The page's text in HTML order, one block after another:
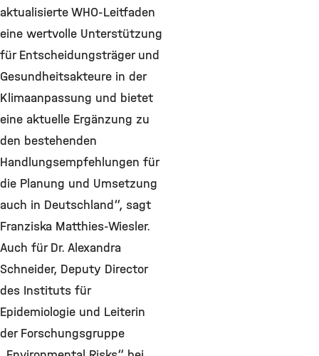
aktualisierte WHO-Leitfaden
eine wertvolle Unterstützung
für Entscheidungsträger und
Gesundheitsakteure in der
Klimaanpassung und bietet
eine aktuelle Ergänzung zu
den bestehenden
Handlungsempfehlungen für
die Planung und Umsetzung
auch in Deutschland“, sagt
Franziska Matthies-Wiesler.
Auch für Dr. Alexandra
Schneider, Deputy Director
des Instituts für
Epidemiologie und Leiterin
der Forschungsgruppe